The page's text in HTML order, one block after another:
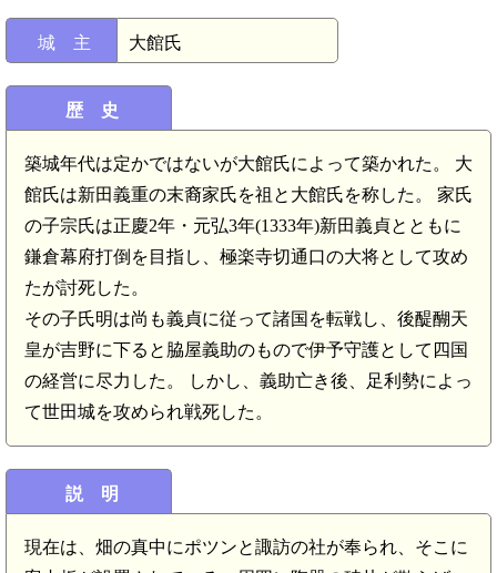
城 主 大館氏
歴 史
築城年代は定かではないが大館氏によって築かれた。 大
館氏は新田義重の末裔家氏を祖と大館氏を称した。 家氏
の子宗氏は正慶2年・元弘3年(1333年)新田義貞とともに
鎌倉幕府打倒を目指し、極楽寺切通口の大将として攻め
たが討死した。
その子氏明は尚も義貞に従って諸国を転戦し、後醍醐天
皇が吉野に下ると脇屋義助のもので伊予守護として四国
の経営に尽力した。 しかし、義助亡き後、足利勢によっ
て世田城を攻められ戦死した。
説 明
現在は、畑の真中にポツンと諏訪の社が奉られ、そこに